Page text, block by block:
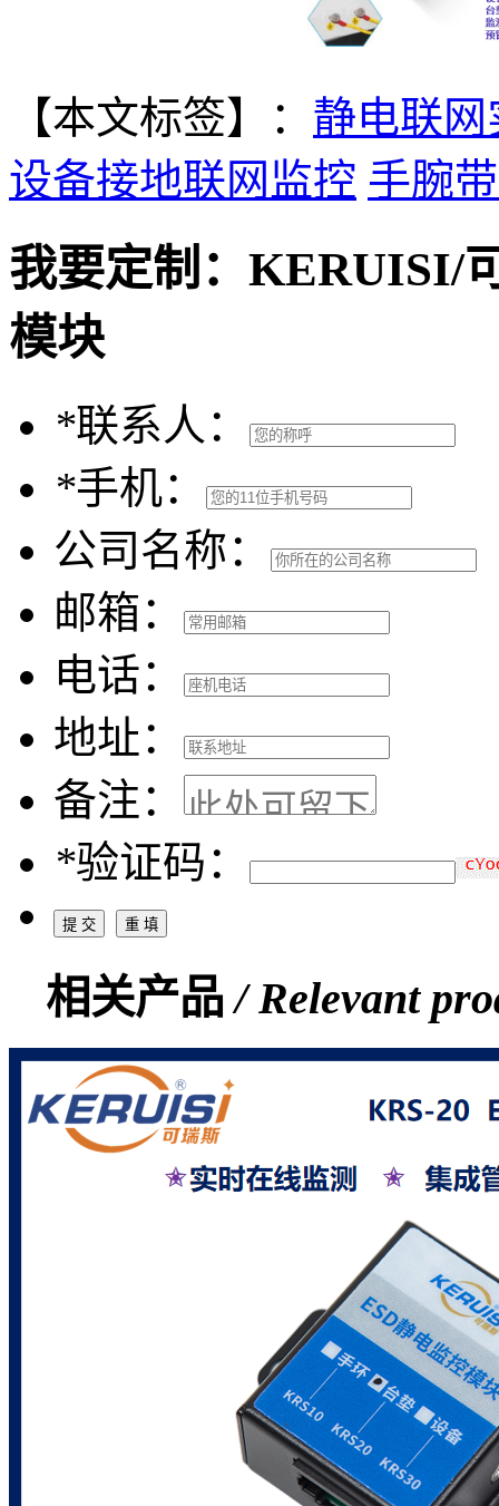
【本文标签】： 静电联
设备接地联网监控 手腕
我要定制： KERUISI/
模块
*联系人：
*手机：
公司名称：
邮箱：
电话：
地址：
备注：
*验证码：
相关产品/ Relevant